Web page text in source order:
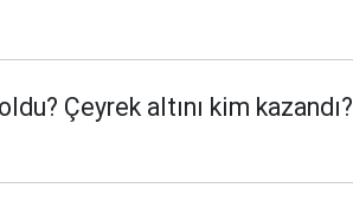
Çeyrek altını kim kazandı?